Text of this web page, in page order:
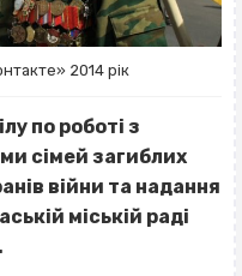
2014 рік
по роботі з
сімей загиблих
війни та надання
міській раді